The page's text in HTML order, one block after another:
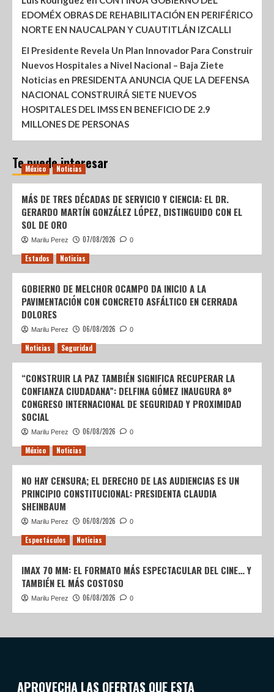
EDOMÉX OBRAS DE REHABILITACIÓN EN PERIFÉRICO
NORTE EN NAUCALPAN Y CUAUTITLÁN IZCALLI
El Presidente Revela Un Plan Innovador Para Construir
Nuevos Hospitales a Nivel Nacional – Baja Ziete
Noticias en PRESIDENTA ANUNCIA QUE LA DEFENSA
NACIONAL CONSTRUIRÁ SIETE NUEVOS
HOSPITALES DEL IMSS EN BENEFICIO DE 2.9
MILLONES DE PERSONAS
Te puede interesar
México Noticias
MÁS DE TRES DÉCADAS DE SERVICIO Y CIENCIA: EL DR.
GERARDO MARTÍN GONZÁLEZ LÓPEZ, DISTINGUIDO CON EL
SOL DE ORO
Marilu Perez 07/08/2026 0
Estados Noticias
GOBIERNO DE MELCHOR OCAMPO DA INICIO A LA
PAVIMENTACIÓN CON CONCRETO ASFÁLTICO EN CERRADA
DOLORES
Marilu Perez 06/08/2026 0
Noticias Seguridad
“CONSTRUIR LA PAZ TAMBIÉN SIGNIFICA RECUPERAR LA
CONFIANZA CIUDADANA”: DELFINA GÓMEZ INAUGURA 8º
CONGRESO INTERNACIONAL DE SEGURIDAD Y PROXIMIDAD
SOCIAL
Marilu Perez 06/08/2026 0
México Noticias
NO HAY CENSURA; EL DERECHO DE LAS AUDIENCIAS ES UN
PRINCIPIO CONSTITUCIONAL: PRESIDENTA CLAUDIA
SHEINBAUM
Marilu Perez 06/08/2026 0
Espectáculos Noticias
IMAX 70 MM: EL FORMATO MÁS ESPECTACULAR DEL CINE… Y
TAMBIÉN EL MÁS COSTOSO
Marilu Perez 06/08/2026 0
APROVECHA LAS OFERTAS QUE ESTA